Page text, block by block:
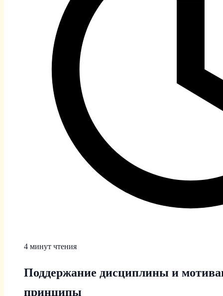
4 минут чтения
Поддержание дисциплины и
принципы